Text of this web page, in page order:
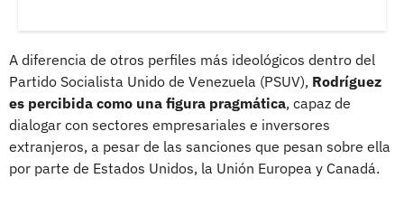
A diferencia de otros perfiles más ideológicos dentro del
Partido Socialista Unido de Venezuela (PSUV), Rodríguez
es percibida como una figura pragmática, capaz de
dialogar con sectores empresariales e inversores
extranjeros, a pesar de las sanciones que pesan sobre ella
por parte de Estados Unidos, la Unión Europea y Canadá.